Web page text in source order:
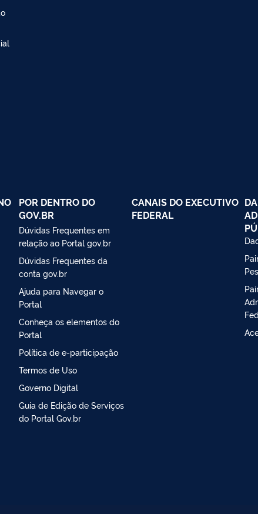
POR DENTRO DO
GOV.BR
Dúvidas Frequentes em
relação ao Portal gov.br
Dúvidas Frequentes da
conta gov.br
Ajuda para Navegar o
Portal
Conheça os elementos do
Portal
Política de e-participação
Termos de Uso
Governo Digital
Guia de Edição de Serviços
do Portal Gov.br
CANAIS DO EXECUTIVO
FEDERAL